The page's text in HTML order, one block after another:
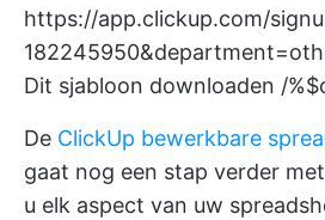
https://app.clickup.com/
Dit sjabloon downloaden /
De ClickUp bewerkbare
gaat nog een stap verder
u elk aspect van uw